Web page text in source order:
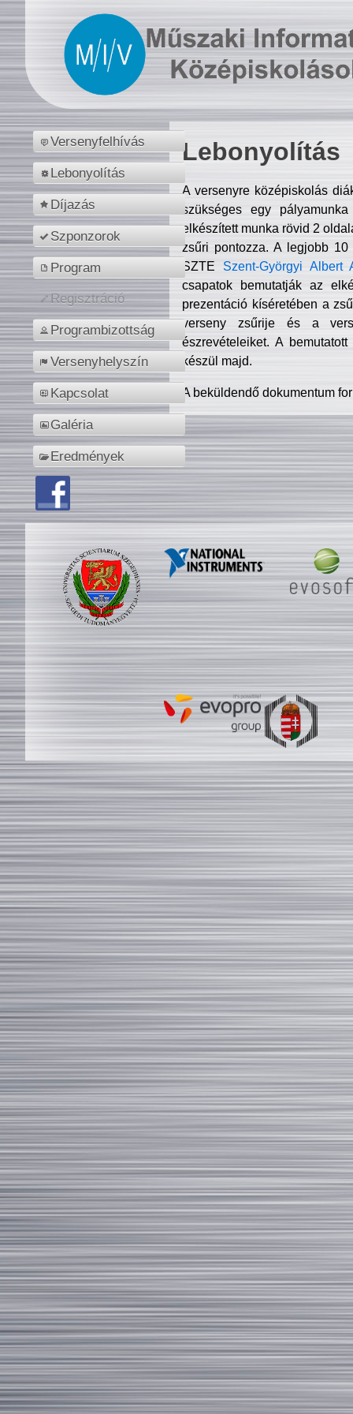
Versenyfelhívás
Lebonyolítás
Díjazás
Szponzorok
Program
Regisztráció
Programbizottság
Versenyhelyszín
Kapcsolat
Galéria
Eredmények
Lebonyolítás
A versenyre középiskolás
szükséges egy
elkészített munka rövid 2
zsűri pontozza. A legjobb
SZTE Szent-Györgyi Albert
csapatok bemutatják az
prezentáció kíséretében a
verseny zsűrije és a
észrevételeiket. A
készül majd.
A beküldendő dokumentum